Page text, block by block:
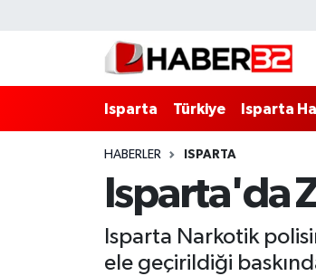
Isparta Türkiye Isparta
HABERLER ISPARTA
Isparta'da
Isparta Narkotik
ele geçirildiği
Isparta Hakkında
Esnaf Diyor ki;
BİLİM VE TEKNOLOJİ
Isparta Nöbetçi Eczaneler
Isparta Hava Durumu
Isparta Trafik Yoğunluk Haritası
Süper Lig Puan Durumu ve Fikstür
Tüm Manşetler